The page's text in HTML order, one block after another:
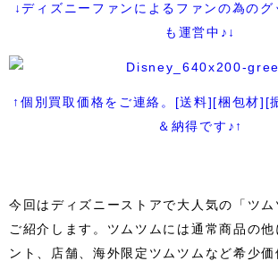
↓ディズニーファンによるファンの為のグ
も運営中♪↓
↑個別買取価格をご連絡。[送料][梱包材][
＆納得です♪↑
今回はディズニーストアで大人気の「ツ
ご紹介します。ツムツムには通常商品の
ント、店舗、海外限定ツムツムなど希少